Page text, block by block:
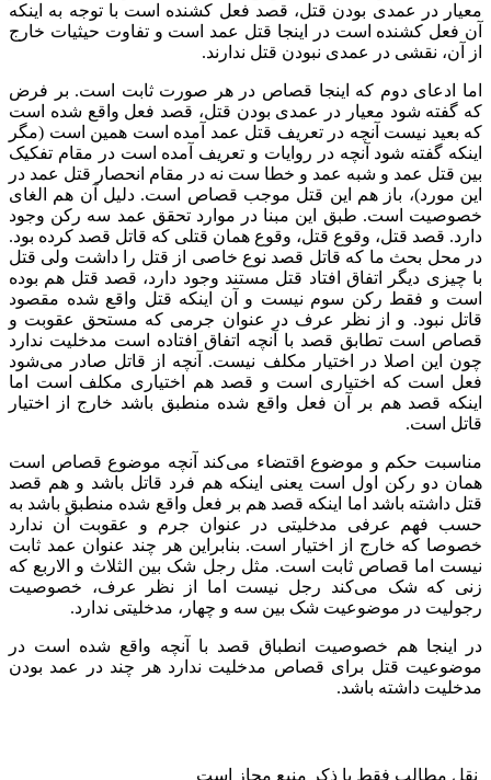
معیار در عمدی بودن قتل، قصد فعل کشنده است با توجه به اینکه
آن فعل کشنده است در اینجا قتل عمد است و تفاوت حیثیات خارج
از آن، نقشی در عمدی نبودن قتل ندارند.
اما ادعای دوم که اینجا قصاص در هر صورت ثابت است. بر فرض
که گفته شود معیار در عمدی بودن قتل، قصد فعل واقع شده است
که بعید نیست آنچه در تعریف قتل عمد آمده است همین است (مگر
اینکه گفته شود آنچه در روایات و تعریف آمده است در مقام تفکیک
بین قتل عمد و شبه عمد و خطا ست نه در مقام انحصار قتل عمد در
این مورد)، باز هم این قتل موجب قصاص است. دلیل آن هم الغای
خصوصیت است. طبق این مبنا در موارد تحقق عمد سه رکن وجود
دارد. قصد قتل، وقوع قتل، وقوع همان قتلی که قاتل قصد کرده بود.
در محل بحث ما که قاتل قصد نوع خاصی از قتل را داشت ولی قتل
با چیزی دیگر اتفاق افتاد قتل مستند وجود دارد، قصد قتل هم بوده
است و فقط رکن سوم نیست و آن اینکه قتل واقع شده مقصود
قاتل نبود. و از نظر عرف در عنوان جرمی که مستحق عقوبت و
قصاص است تطابق قصد با آنچه اتفاق افتاده است مدخلیت ندارد
چون این اصلا در اختیار مکلف نیست. آنچه از قاتل صادر می‌شود
فعل است که اختیاری است و قصد هم اختیاری مکلف است اما
اینکه قصد هم بر آن فعل واقع شده منطبق باشد خارج از اختیار
قاتل است.
مناسبت حکم و موضوع اقتضاء می‌کند آنچه موضوع قصاص است
همان دو رکن اول است یعنی اینکه هم فرد قاتل باشد و هم قصد
قتل داشته باشد اما اینکه قصد هم بر فعل واقع شده منطبق باشد به
حسب فهم عرفی مدخلیتی در عنوان جرم و عقوبت آن ندارد
خصوصا که خارج از اختیار است. بنابراین هر چند عنوان عمد ثابت
نیست اما قصاص ثابت است. مثل رجل شک بین الثلاث و الاربع که
زنی که شک می‌کند رجل نیست اما از نظر عرف، خصوصیت
رجولیت در موضوعیت شک بین سه و چهار، مدخلیتی ندارد.
در اینجا هم خصوصیت انطباق قصد با آنچه واقع شده است در
موضوعیت قتل برای قصاص مدخلیت ندارد هر چند در عمد بودن
مدخلیت داشته باشد.
نقل مطالب فقط با ذکر منبع مجاز است